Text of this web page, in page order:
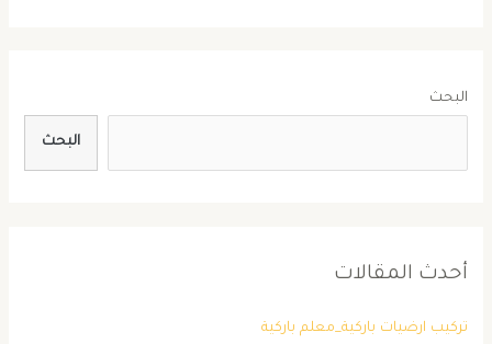
البحث
البحث
أحدث المقالات
تركيب ارضيات باركية_معلم باركية